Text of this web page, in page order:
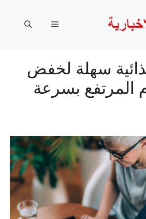
القائمة
سهلة لخفض
المرتفع بسرعة